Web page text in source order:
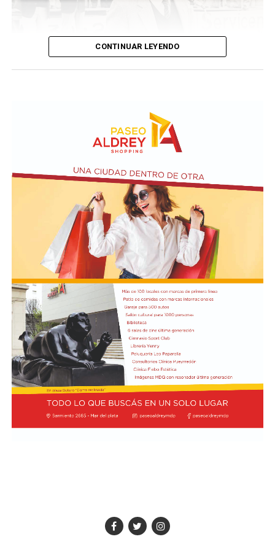
El vendero 13 de agosto se cumplen 38 años de la
desaparición física del ex intendente de Necochea,
en la ruta 88, a pocos kilómetros de Quequén.
Junto con el intendente de Necochea habían muerto
tres docentes que, luego se supo, habían subido a su
automóvil pocos kilómetros antes, donde se hallaban
haciendo dedo. La colisión frontal resultó letal: sólo
sobrevivió el chofer del camión.
El hall del Palacio Comunal fue el lugar donde velaron
sus restos y ante el cual desfiló todo el arco político de
aquel momento, incluyendo a la camada de jóvenes que
habían dado sus primeros pasos en el peronismo, bajo
el liderazgo de “Coco” Taraborelli como conductor. Y el
vicegobernador Luis Macaya, que acompañó sus restos
hasta la despedida final.
Antes de ser inhumados sus restos en el cementerio
municipal, el féretro fue transportado hacia la
Parroquia de los Padres Capuchinos, donde ofició una
Taraborelli fue el primer intendente de Necochea
surgido del voto popular tras la negra noche de la
CONTINUAR LEYENDO